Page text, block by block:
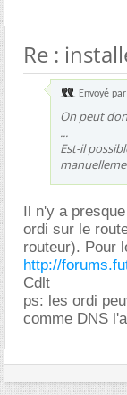
Re :
Envoyé par
On peut
...
Est-il
Il n'y a
ordi sur le
routeur). Pour
http://
Cdlt
ps: les ordi
comme DNS